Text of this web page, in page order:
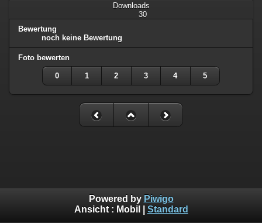
Downloads
30
Bewertung
noch keine Bewertung
Foto bewerten
0 1 2 3 4 5
Powered by Piwigo
Ansicht : Mobil Standard